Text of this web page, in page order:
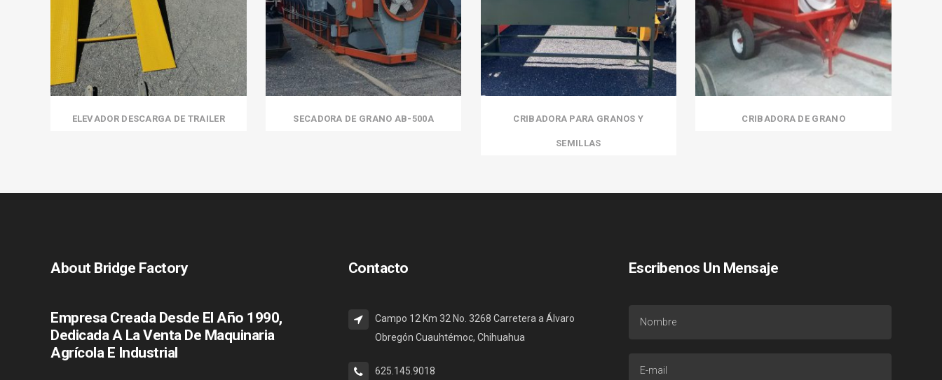
ELEVADOR DESCARGA DE TRAILER SECADORA DE GRANO AB-500A CRIBADORA PARA GRANOS Y
SEMILLAS
CRIBADORA DE GRANO
About Bridge Factory
Empresa Creada Desde El Año 1990,
Dedicada A La Venta De Maquinaria
Agrícola E Industrial
Contacto
Campo 12 Km 32 No. 3268 Carretera a Álvaro
Obregón Cuauhtémoc, Chihuahua
625.145.9018
Escribenos Un Mensaje